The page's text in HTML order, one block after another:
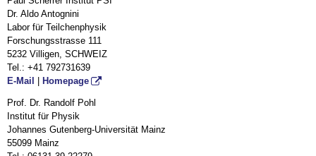
Dr. Aldo Antognini
Labor für Teilchenphysik
Forschungsstrasse 111
5232 Villigen, SCHWEIZ
Tel.: +41 792731639
E-Mail | Homepage
Prof. Dr. Randolf Pohl
Institut für Physik
Johannes Gutenberg-Universität Mainz
55099 Mainz